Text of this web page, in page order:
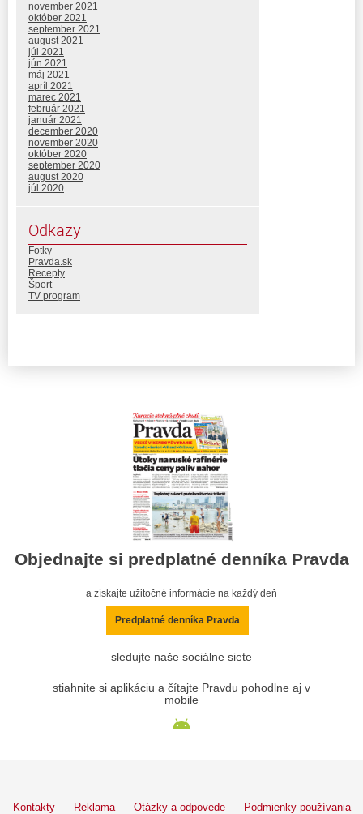
november 2021
október 2021
september 2021
august 2021
júl 2021
jún 2021
máj 2021
apríl 2021
marec 2021
február 2021
január 2021
december 2020
november 2020
október 2020
september 2020
august 2020
júl 2020
Odkazy
Fotky
Pravda.sk
Recepty
Šport
TV program
Objednajte si predplatné denníka Pravda
a získajte užitočné informácie na každý deň
Predplatné denníka Pravda
sledujte naše sociálne siete
stiahnite si aplikáciu a čítajte Pravdu pohodlne aj v
mobile
Kontakty Reklama Otázky a odpovede Podmienky používania